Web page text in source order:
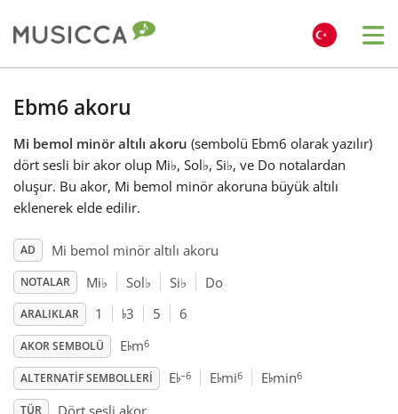
Български
Dansk
English
Español
Ebm6 akoru
Mi bemol minör altılı akoru (sembolü Ebm6 olarak yazılır)
dört sesli bir akor olup Mi♭, Sol♭, Si♭, ve Do notalardan
oluşur. Bu akor, Mi bemol minör akoruna büyük altılı
eklenerek elde edilir.
AD Mi bemol minör altılı akoru
NOTALAR Mi♭ Sol♭ Si♭ Do
ARALIKLAR 1 ♭3 5 6
AKOR SEMBOLÜ E♭m6
ALTERNATIF SEMBOLLERI E♭–6 E♭mi6 E♭min6
TÜR